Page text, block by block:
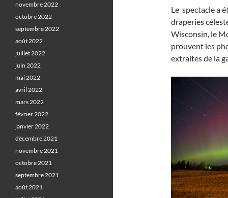
Le spectacle a
draperies
Wisconsin, le
prouvent les
extraites de la
novembre 2022
octobre 2022
septembre 2022
août 2022
juillet 2022
juin 2022
mai 2022
avril 2022
mars 2022
février 2022
janvier 2022
décembre 2021
novembre 2021
octobre 2021
septembre 2021
août 2021